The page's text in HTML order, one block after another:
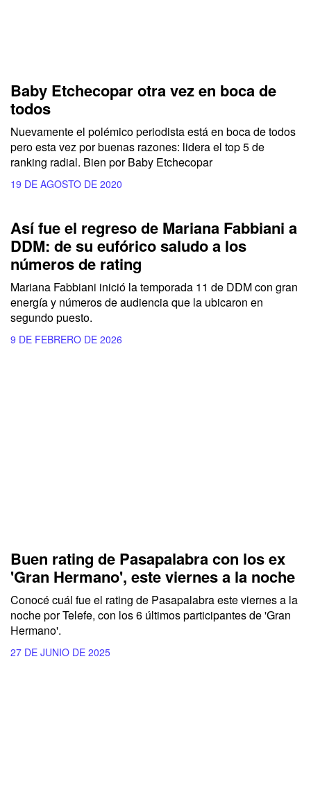
Baby Etchecopar otra vez en boca de
todos
Nuevamente el polémico periodista está en boca de todos
pero esta vez por buenas razones: lidera el top 5 de
ranking radial. Bien por Baby Etchecopar
19 DE AGOSTO DE 2020
Así fue el regreso de Mariana Fabbiani a
DDM: de su eufórico saludo a los
números de rating
Mariana Fabbiani inició la temporada 11 de DDM con gran
energía y números de audiencia que la ubicaron en
segundo puesto.
9 DE FEBRERO DE 2026
Buen rating de Pasapalabra con los ex
'Gran Hermano', este viernes a la noche
Conocé cuál fue el rating de Pasapalabraeste viernes a la
noche porTelefe, con los 6 últimos participantes de'Gran
Hermano'.
27 DE JUNIO DE 2025